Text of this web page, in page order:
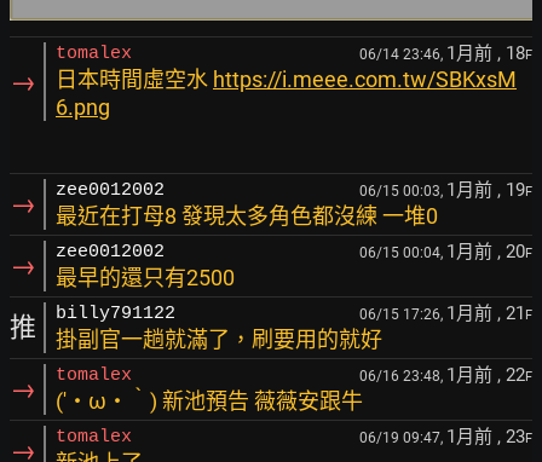
→
tomalex 06/14 23:46, 1月前 , 18F
日本時間虛空水 https://i.meee.com.tw/SBKxsM
6.png
→ zee0012002 06/15 00:03, 1月前 , 19F
最近在打母8 發現太多角色都沒練 一堆0
→ zee0012002 06/15 00:04, 1月前 , 20F
最早的還只有2500
推 billy791122 06/15 17:26, 1月前 , 21 F
掛副官一趟就滿了，刷要用的就好
→ tomalex 06/16 23:48, 1月前 , 22F
(′・ω・‵) 新池預告 薇薇安跟牛
→ tomalex 06/19 09:47, 1月前 , 23F